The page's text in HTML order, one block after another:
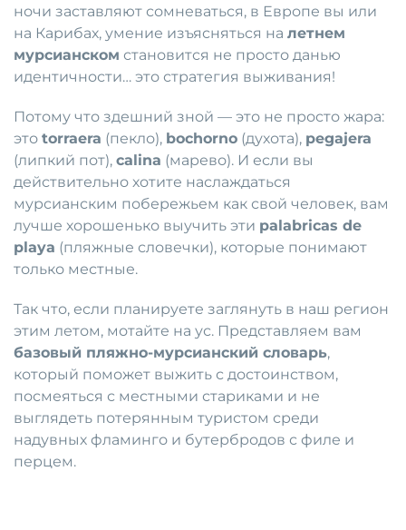
ночи заставляют сомневаться, в Европе вы или
на Карибах, умение изъясняться на летнем
мурсианском становится не просто данью
идентичности… это стратегия выживания!
Потому что здешний зной — это не просто жара:
это torraera (пекло), bochorno (духота), pegajera
(липкий пот), calina (марево). И если вы
действительно хотите наслаждаться
мурсианским побережьем как свой человек, вам
лучше хорошенько выучить эти palabricas de
playa (пляжные словечки), которые понимают
только местные.
Так что, если планируете заглянуть в наш регион
этим летом, мотайте на ус. Представляем вам
базовый пляжно-мурсианский словарь,
который поможет выжить с достоинством,
посмеяться с местными стариками и не
выглядеть потерянным туристом среди
надувных фламинго и бутербродов с филе и
перцем.